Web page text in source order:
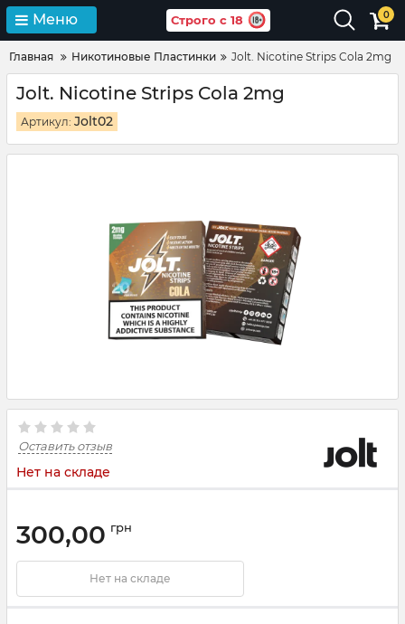
Меню Строго с 18 0
Главная Никотиновые Пластинки Jolt. Nicotine Strips Cola 2mg
Jolt. Nicotine Strips Cola 2mg
Артикул: Jolt02
Оставить отзыв
Нет на складе
300,00 грн
Нет на складе